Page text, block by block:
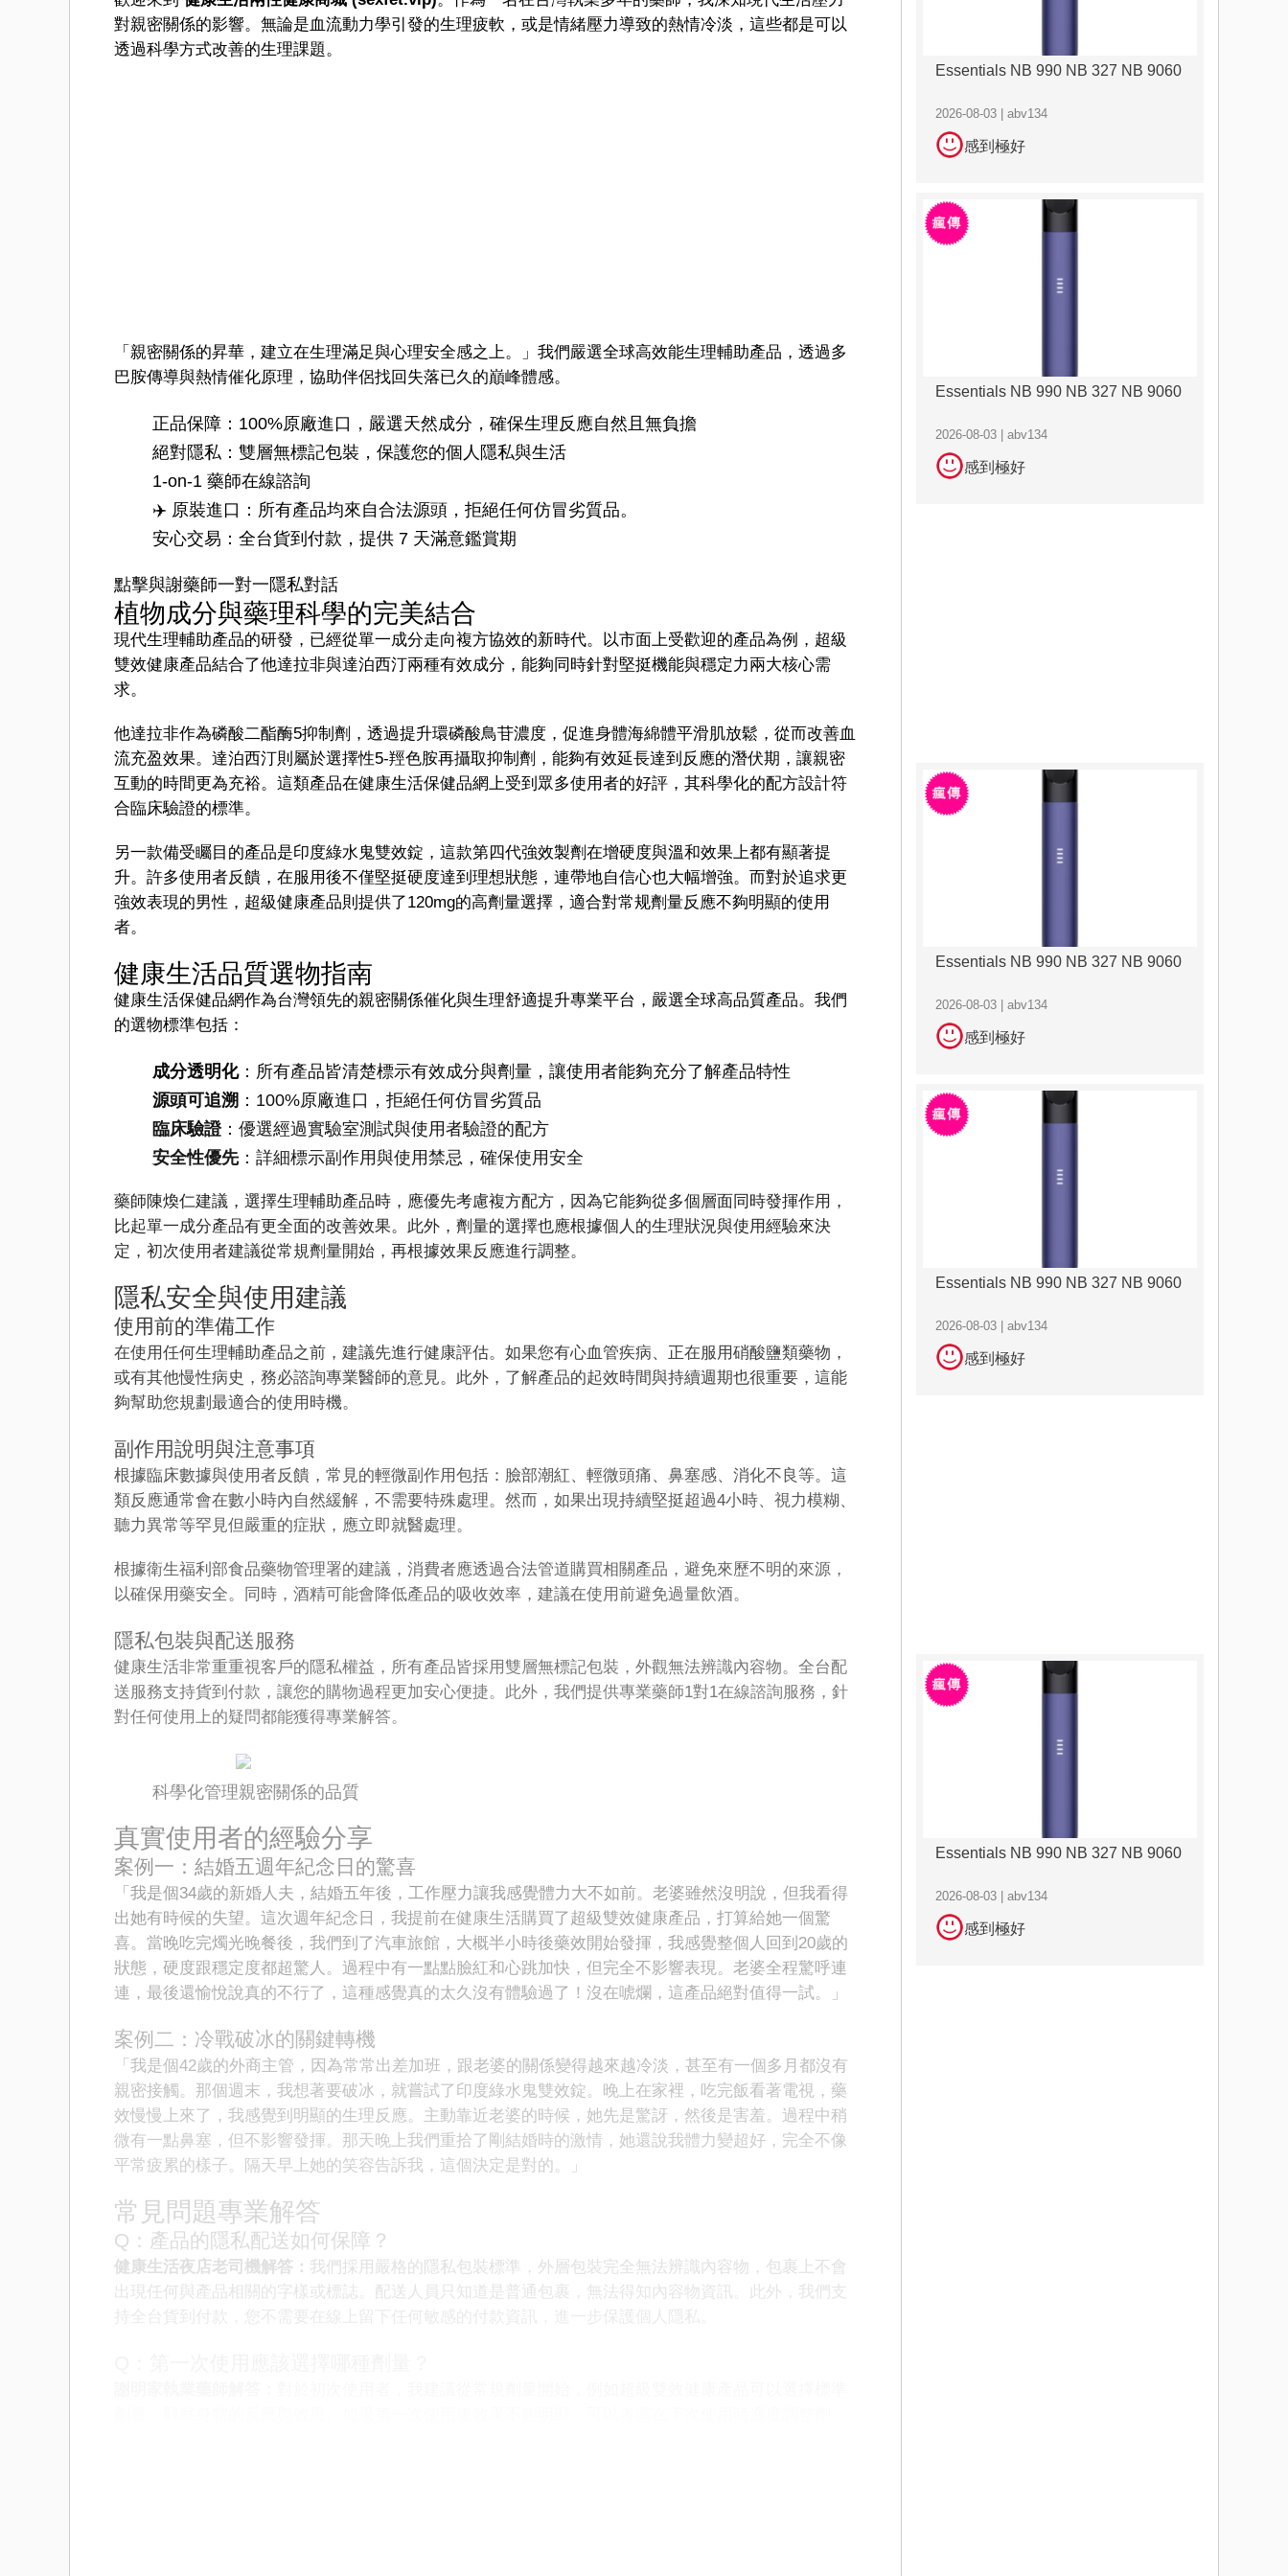
對親密關係的影響。無論是血流動力學引發的生理疲軟，或是情緒壓力導致的熱情冷淡，這些都是可以
透過科學方式改善的生理課題。
「親密關係的昇華，建立在生理滿足與心理安全感之上。」我們嚴選全球高效能生理輔助產品，透過多
巴胺傳導與熱情催化原理，協助伴侶找回失落已久的巔峰體感。
️正品保障：100%原廠進口，嚴選天然成分，確保生理反應自然且無負擔
絕對隱私：雙層無標記包裝，保護您的個人隱私與生活
1-on-1 藥師在線諮詢
✈️ 原裝進口：所有產品均來自合法源頭，拒絕任何仿冒劣質品。
安心交易：全台貨到付款，提供 7 天滿意鑑賞期
點擊與謝藥師一對一隱私對話
植物成分與藥理科學的完美結合
現代生理輔助產品的研發，已經從單一成分走向複方協效的新時代。以市面上受歡迎的產品為例，超級
雙效健康產品結合了他達拉非與達泊西汀兩種有效成分，能夠同時針對堅挺機能與穩定力兩大核心需
求。
他達拉非作為磷酸二酯酶5抑制劑，透過提升環磷酸鳥苷濃度，促進身體海綿體平滑肌放鬆，從而改善血
流充盈效果。達泊西汀則屬於選擇性5-羥色胺再攝取抑制劑，能夠有效延長達到反應的潛伏期，讓親密
互動的時間更為充裕。這類產品在健康生活保健品網上受到眾多使用者的好評，其科學化的配方設計符
合臨床驗證的標準。
另一款備受矚目的產品是印度綠水鬼雙效錠，這款第四代強效製劑在增硬度與溫和效果上都有顯著提
升。許多使用者反饋，在服用後不僅堅挺硬度達到理想狀態，連帶地自信心也大幅增強。而對於追求更
強效表現的男性，超級健康產品則提供了120mg的高劑量選擇，適合對常规劑量反應不夠明顯的使用
者。
健康生活品質選物指南
健康生活保健品網作為台灣領先的親密關係催化與生理舒適提升專業平台，嚴選全球高品質產品。我們
的選物標準包括：
成分透明化：所有產品皆清楚標示有效成分與劑量，讓使用者能夠充分了解產品特性
源頭可追溯 ：100%原廠進口，拒絕任何仿冒劣質品
臨床驗證：優選經過實驗室測試與使用者驗證的配方
安全性優先：詳細標示副作用與使用禁忌，確保使用安全
藥師陳煥仁建議，選擇生理輔助產品時，應優先考慮複方配方，因為它能夠從多個層面同時發揮作用，
比起單一成分產品有更全面的改善效果。此外，劑量的選擇也應根據個人的生理狀況與使用經驗來決
定，初次使用者建議從常規劑量開始，再根據效果反應進行調整。
隱私安全與使用建議
使用前的準備工作
在使用任何生理輔助產品之前，建議先進行健康評估。如果您有心血管疾病、正在服用硝酸鹽類藥物，
或有其他慢性病史，務必諮詢專業醫師的意見。此外，了解產品的起效時間與持續週期也很重要，這能
夠幫助您規劃最適合的使用時機。
副作用說明與注意事項
根據臨床數據與使用者反饋，常見的輕微副作用包括：臉部潮紅、輕微頭痛、鼻塞感、消化不良等。這
類反應通常會在數小時內自然緩解，不需要特殊處理。然而，如果出現持續堅挺超過4小時、視力模糊、
聽力異常等罕見但嚴重的症狀，應立即就醫處理。
根據衛生福利部食品藥物管理署的建議，消費者應透過合法管道購買相關產品，避免來歷不明的來源，
以確保用藥安全。同時，酒精可能會降低產品的吸收效率，建議在使用前避免過量飲酒。
隱私包裝與配送服務
健康生活非常重重視客戶的隱私權益，所有產品皆採用雙層無標記包裝，外觀無法辨識內容物。全台配
送服務支持貨到付款，讓您的購物過程更加安心便捷。此外，我們提供專業藥師1對1在線諮詢服務，針
對任何使用上的疑問都能獲得專業解答。
科學化管理親密關係的品質
真實使用者的經驗分享
案例一：結婚五週年紀念日的驚喜
「我是個34歲的新婚人夫，結婚五年後，工作壓力讓我感覺體力大不如前。老婆雖然沒明說，但我看得
出她有時候的失望。這次週年紀念日，我提前在健康生活購買了超級雙效健康產品，打算給她一個驚
喜。當晚吃完燭光晚餐後，我們到了汽車旅館，大概半小時後藥效開始發揮，我感覺整個人回到20歲的
狀態，硬度跟穩定度都超驚人。過程中有一點點臉紅和心跳加快，但完全不影響表現。老婆全程驚呼連
連，最後還愉悅說真的不行了，這種感覺真的太久沒有體驗過了！沒在唬爛，這產品絕對值得一試。」
案例二：冷戰破冰的關鍵轉機
「我是個42歲的外商主管，因為常常出差加班，跟老婆的關係變得越來越冷淡，甚至有一個多月都沒有
親密接觸。那個週末，我想著要破冰，就嘗試了印度綠水鬼雙效錠。晚上在家裡，吃完飯看著電視，藥
效慢慢上來了，我感覺到明顯的生理反應。主動靠近老婆的時候，她先是驚訝，然後是害羞。過程中稍
微有一點鼻塞，但不影響發揮。那天晚上我們重拾了剛結婚時的激情，她還說我體力變超好，完全不像
平常疲累的樣子。隔天早上她的笑容告訴我，這個決定是對的。」
常見問題專業解答
Q：產品的隱私配送如何保障？
健康生活夜店老司機解答： 我們採用嚴格的隱私包裝標準，外層包裝完全無法辨識內容物，包裹上不會
出現任何與產品相關的字樣或標誌。配送人員只知道是普通包裹，無法得知內容物資訊。此外，我們支
Essentials NB 990 NB 327 NB 9060
2026-08-03 | abv134
感到極好
Essentials NB 990 NB 327 NB 9060
2026-08-03 | abv134
感到極好
Essentials NB 990 NB 327 NB 9060
2026-08-03 | abv134
感到極好
Essentials NB 990 NB 327 NB 9060
2026-08-03 | abv134
感到極好
Essentials NB 990 NB 327 NB 9060
2026-08-03 | abv134
感到極好